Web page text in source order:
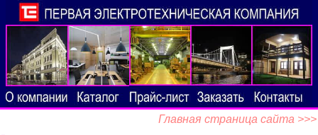
Главная страница сайта >>>